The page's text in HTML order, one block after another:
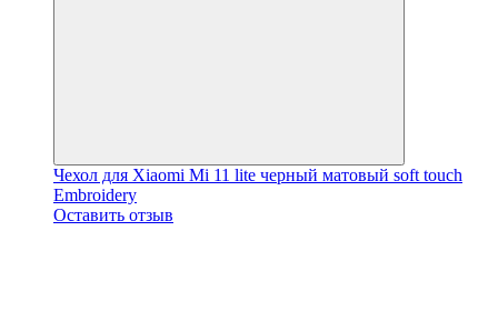
Чехол для Xiaomi Mi 11 lite черный матовый soft touch
Embroidery
Оставить отзыв